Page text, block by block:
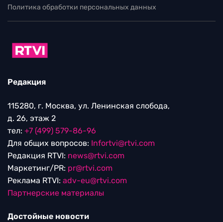
Политика обработки персональных данных
Редакция
115280, г. Москва, ул. Ленинская слобода,
д. 26, этаж 2
тел: +7 (499) 579-86-96
Для общих вопросов: Infortvi@rtvi.com
Редакция RTVI: news@rtvi.com
Маркетинг/PR: pr@rtvi.com
Реклама RTVI: adv-eu@rtvi.com
Партнерские материалы
Достойные новости